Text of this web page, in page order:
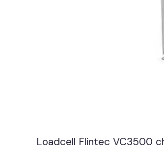
Loadcell Flintec VC3500